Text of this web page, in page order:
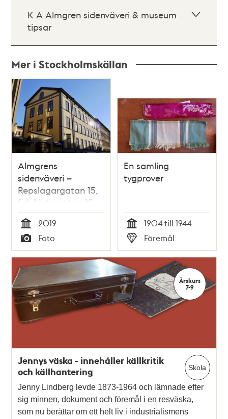
K A Almgren sidenväveri & museum
tipsar
Mer i Stockholmskällan
Relaterade
poster
och
teman
Almgrens
sidenväveri –
Repslagargatan 15,
f.d. Södergatan 15
Tid
2019
Typ
Foto
En samling
tygprover
Tid
1904 till 1944
Typ
Föremål
Årskurs
7-9
Skola
Jennys väska - innehåller källkritik
och källhantering
Jenny Lindberg levde 1873-1964 och lämnade efter
sig minnen, dokument och föremål i en resväska,
som nu berättar om ett helt liv i industrialismens